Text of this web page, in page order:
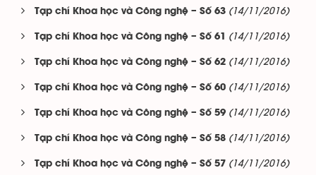
Tạp chí Khoa học và Công nghệ – Số 63 (14/11/2016)
Tạp chí Khoa học và Công nghệ – Số 61 (14/11/2016)
Tạp chí Khoa học và Công nghệ – Số 62 (14/11/2016)
Tạp chí Khoa học và Công nghệ – Số 60 (14/11/2016)
Tạp chí Khoa học và Công nghệ – Số 59 (14/11/2016)
Tạp chí Khoa học và Công nghệ – Số 58 (14/11/2016)
Tạp chí Khoa học và Công nghệ – Số 57 (14/11/2016)